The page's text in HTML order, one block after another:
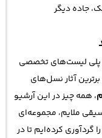
جاده دیگر
پلی لیست‌های تخصصی
آثار نسل‌های
، همه چیز در این آرشیو
ملایم، مجموعه‌ای
کرده‌ایم تا در